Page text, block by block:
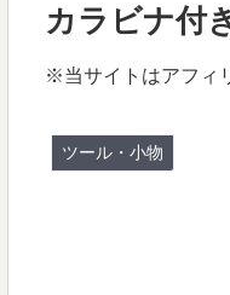
カラビナ付
※当サイトはアフィ
ツール・小物